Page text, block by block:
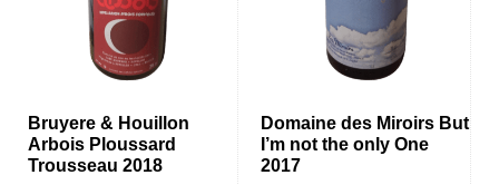
Bruyere & Houillon
Arbois Ploussard
Trousseau 2018
Domaine des Miroirs But
I’m not the only One
2017